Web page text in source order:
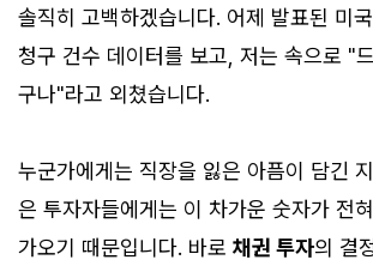
솔직히 고백하겠습니다. 어제 발표된 미
청구 건수 데이터를 보고, 저는 속으로 "
구나"라고 외쳤습니다.
누군가에게는 직장을 잃은 아픔이 담긴
은 투자자들에게는 이 차가운 숫자가 전
가오기 때문입니다. 바로 채권 투자의 결